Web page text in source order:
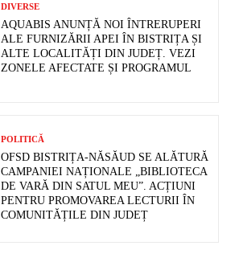
DIVERSE
AQUABIS ANUNȚĂ NOI ÎNTRERUPERI
ALE FURNIZĂRII APEI ÎN BISTRIȚA ȘI
ALTE LOCALITĂȚI DIN JUDEȚ. VEZI
ZONELE AFECTATE ȘI PROGRAMUL
POLITICĂ
OFSD BISTRIȚA-NĂSĂUD SE ALĂTURĂ
CAMPANIEI NAȚIONALE „BIBLIOTECA
DE VARĂ DIN SATUL MEU”. ACȚIUNI
PENTRU PROMOVAREA LECTURII ÎN
COMUNITĂȚILE DIN JUDEȚ